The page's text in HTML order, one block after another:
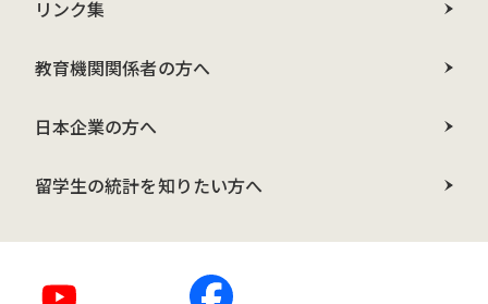
リンク集
教育機関関係者の方へ
日本企業の方へ
留学生の統計を知りたい方へ